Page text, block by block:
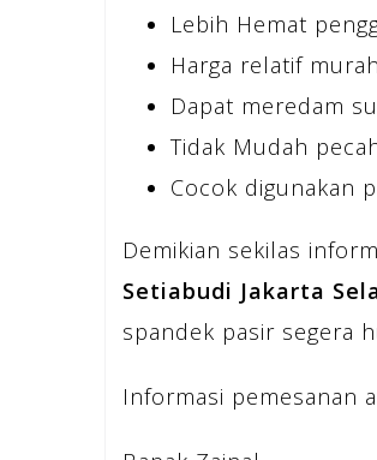
Lebih Hemat
Harga relatif
Dapat meredam
Tidak Mudah
Cocok digunakan
Demikian sekilas
Setiabudi Jakarta
spandek pasir segera
Informasi pemesanan